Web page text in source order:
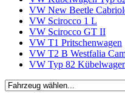
VW New Beetle
VW Scirocco 1 L
VW Scirocco GT II
VW T1 Pritschenwagen
VW T2 B Westfalia
VW Typ 82